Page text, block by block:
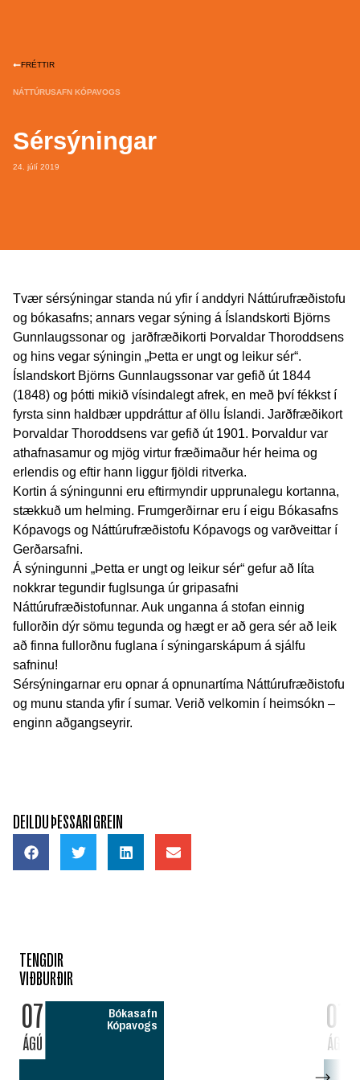
FRÉTTIR
NÁTTÚRUSAFN KÓPAVOGS
Sérsýningar
24. júlí 2019
Tvær sérsýningar standa nú yfir í anddyri Náttúrufræðistofu
og bókasafns; annars vegar sýning á Íslandskorti Björns
Gunnlaugssonar og jarðfræðikorti Þorvaldar Thoroddsens
og hins vegar sýningin „Þetta er ungt og leikur sér“.
Íslandskort Björns Gunnlaugssonar var gefið út 1844
(1848) og þótti mikið vísindalegt afrek, en með því fékkst í
fyrsta sinn haldbær uppdráttur af öllu Íslandi. Jarðfræðikort
Þorvaldar Thoroddsens var gefið út 1901. Þorvaldur var
athafnasamur og mjög virtur fræðimaður hér heima og
erlendis og eftir hann liggur fjöldi ritverka.
Kortin á sýningunni eru eftirmyndir upprunalegu kortanna,
stækkuð um helming. Frumgerðirnar eru í eigu Bókasafns
Kópavogs og Náttúrufræðistofu Kópavogs og varðveittar í
Gerðarsafni.
Á sýningunni „Þetta er ungt og leikur sér“ gefur að líta
nokkrar tegundir fuglsunga úr gripasafni
Náttúrufræðistofunnar. Auk unganna á stofan einnig
fullorðin dýr sömu tegunda og hægt er að gera sér að leik
að finna fullorðnu fuglana í sýningarskápum á sjálfu
safninu!
Sérsýningarnar eru opnar á opnunartíma Náttúrufræðistofu
og munu standa yfir í sumar. Verið velkomin í heimsókn –
enginn aðgangseyrir.
DEILDU ÞESSARI GREIN
TENGDIR
VIÐBURÐIR
07
ÁGÚ
Bókasafn
Kópavogs
07
ÁGÚ